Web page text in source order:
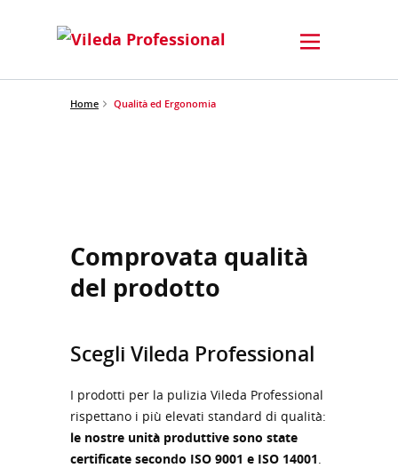
Home Qualità ed Ergonomia
Comprovata qualità
del prodotto
Scegli Vileda Professional
I prodotti per la pulizia Vileda Professional
rispettano i più elevati standard di qualità:
le nostre unità produttive sono state
certificate secondo ISO 9001 e ISO 14001